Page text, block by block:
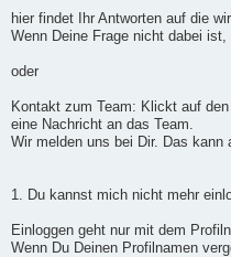
hier findet Ihr Antworten auf die
Wenn Deine Frage nicht dabei
oder
Kontakt zum Team: Klickt auf
eine Nachricht an das Team.
Wir melden uns bei Dir. Das kann
1. Du kannst mich nicht mehr
Einloggen geht nur mit dem
Wenn Du Deinen Profilnamen